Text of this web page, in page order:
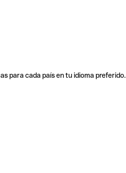
para cada país en tu idioma preferido.